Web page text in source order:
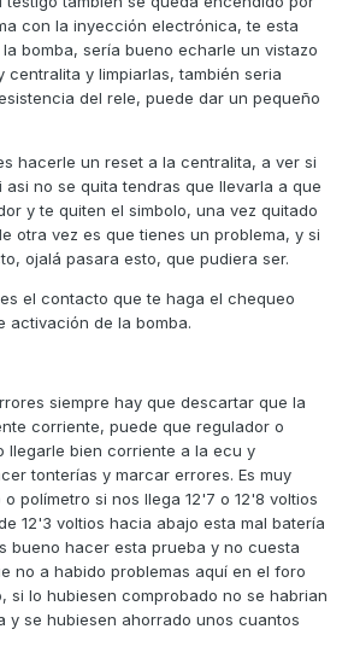
con la inyección electrónica, te esta
bomba, sería bueno echarle un vistazo
centralita y limpiarlas, también seria
del rele, puede dar un pequeño
hacerle un reset a la centralita, a ver si
asi no se quita tendras que llevarla a que
y te quiten el simbolo, una vez quitado
otra vez es que tienes un problema, y si
ojalá pasara esto, que pudiera ser.
el contacto que te haga el chequeo
activación de la bomba.
siempre hay que descartar que la
corriente, puede que regulador o
llegarle bien corriente a la ecu y
tonterías y marcar errores. Es muy
polímetro si nos llega 12'7 o 12'8 voltios
12'3 voltios hacia abajo esta mal batería
bueno hacer esta prueba y no cuesta
no a habido problemas aquí en el foro
si lo hubiesen comprobado no se habrian
y se hubiesen ahorrado unos cuantos